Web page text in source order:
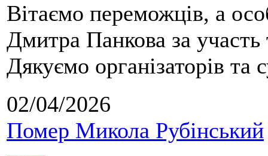
Вітаємо переможців, а
Дмитра Панкова за
Дякуємо організаторів та
02/04/2026
Помер Микола Рубінський